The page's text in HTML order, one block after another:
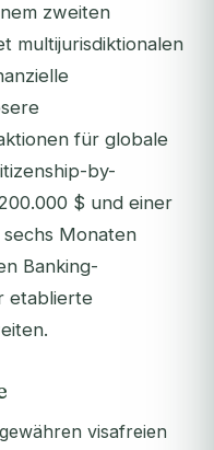
zweiten
multijurisdiktionalen
für globale
by-
$ und einer
Monaten
Banking-
etablierte
visafreien